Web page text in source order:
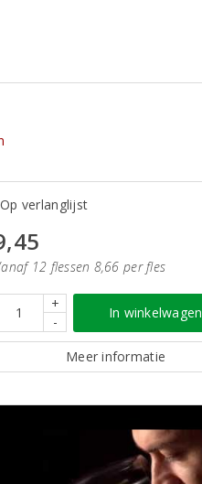
Op verlanglijst
12 flessen 8,66 per fles
+
-
In winkelwagen
Meer informatie